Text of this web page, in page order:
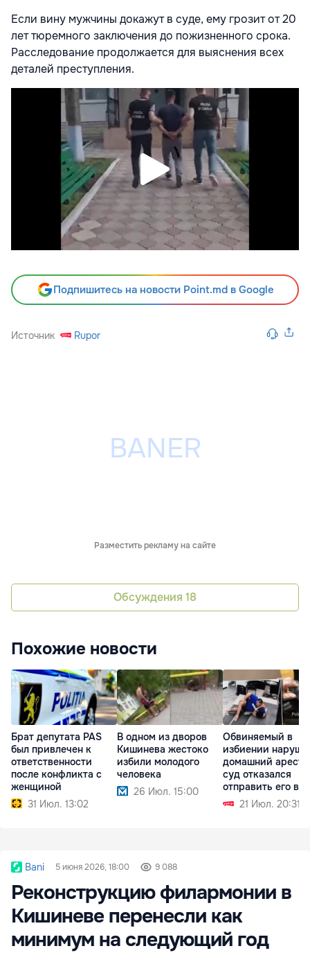
Если вину мужчины докажут в суде, ему грозит от 20
лет тюремного заключения до пожизненного срока.
Расследование продолжается для выяснения всех
деталей преступления.
Подпишитесь на новости Point.md в Google
Источник Rupor
Разместить рекламу на сайте
Обсуждения 18
Похожие новости
Брат депутата PAS
был привлечен к
ответственности
после конфликта с
женщиной
31 Июл. 13:02
В одном из дворов
Кишинева жестоко
избили молодого
человека
26 Июл. 15:00
Обвиняемый в
избиении
домашний арест,
суд отказался
отправить его в
СИЗО21 Июл. 20:31
Bani 5 июня 2026, 18:00 9 088
Реконструкцию филармонии в
Кишиневе перенесли как
минимум на следующий год